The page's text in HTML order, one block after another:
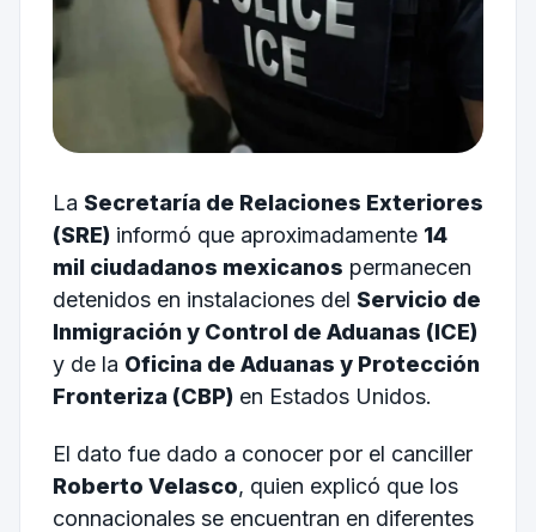
La Secretaría de Relaciones Exteriores
(SRE)informó que aproximadamente 14
mil ciudadanos mexicanos permanecen
detenidos en instalaciones del Servicio de
Inmigración y Control de Aduanas (ICE)
y de la Oficina de Aduanas y Protección
Fronteriza (CBP)en Estados Unidos.
El dato fue dado a conocer por el canciller
Roberto Velasco, quien explicó que los
connacionales se encuentran en diferentes